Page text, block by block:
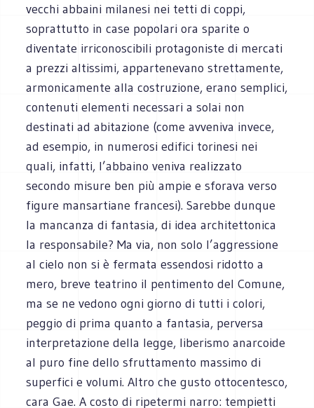
vecchi abbaini milanesi nei tetti di coppi,
soprattutto in case popolari ora sparite o
diventate irriconoscibili protagoniste di mercati
a prezzi altissimi, appartenevano strettamente,
armonicamente alla costruzione, erano semplici,
contenuti elementi necessari a solai non
destinati ad abitazione (come avveniva invece,
ad esempio, in numerosi edifici torinesi nei
quali, infatti, l’abbaino veniva realizzato
secondo misure ben più ampie e sforava verso
figure mansartiane francesi). Sarebbe dunque
la mancanza di fantasia, di idea architettonica
la responsabile? Ma via, non solo l’aggressione
al cielo non si è fermata essendosi ridotto a
mero, breve teatrino il pentimento del Comune,
ma se ne vedono ogni giorno di tutti i colori,
peggio di prima quanto a fantasia, perversa
interpretazione della legge, liberismo anarcoide
al puro fine dello sfruttamento massimo di
superfici e volumi. Altro che gusto ottocentesco,
cara Gae. A costo di ripetermi narro: tempietti